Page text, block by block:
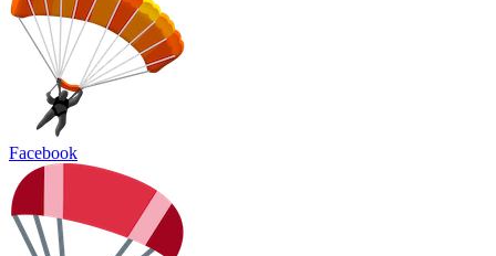
Facebook